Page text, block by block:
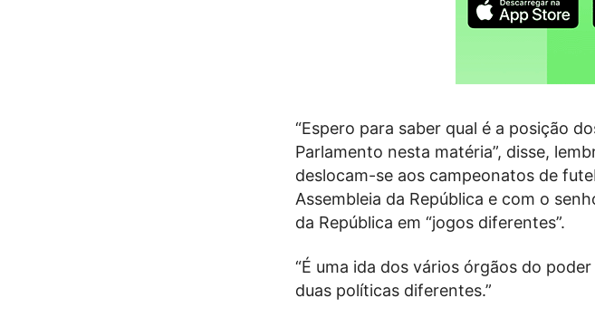
“Espero para saber qual é a posição
Parlamento nesta matéria”, disse,
deslocam-se aos campeonatos de
Assembleia da República e com o
da República em “jogos diferentes”.
“É uma ida dos vários órgãos do
duas políticas diferentes.”